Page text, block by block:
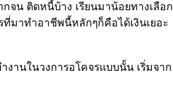
จน ติดหนี้บ้าง เรียนมาน้อยทางเลือก
ที่มาทำอาชีพนี้หลักๆก็คือได้เงินเยอะ
งานในวงการอโคจรแบบนั้น เริ่มจาก